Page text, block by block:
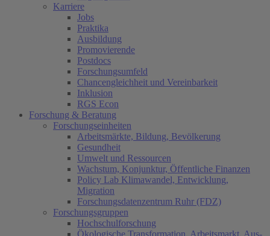
Karriere
Jobs
Praktika
Ausbildung
Promovierende
Postdocs
Forschungsumfeld
Chancengleichheit und Vereinbarkeit
Inklusion
RGS Econ
Forschung & Beratung
Forschungseinheiten
Arbeitsmärkte, Bildung, Bevölkerung
Gesundheit
Umwelt und Ressourcen
Wachstum, Konjunktur, Öffentliche Finanzen
Policy Lab Klimawandel, Entwicklung,
Migration
Forschungsdatenzentrum Ruhr (FDZ)
Forschungsgruppen
Hochschulforschung
Ökologische Transformation, Arbeitsmarkt, Aus-